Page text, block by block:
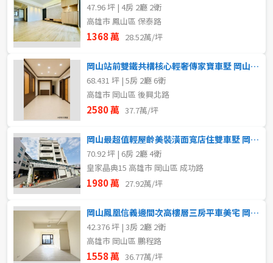
47.96 坪 | 4房 2廳 2衛
高雄市 鳳山區 保泰路
1368 萬 28.52萬/坪
岡山站前雙鐵共構核心輕奢傳家寶車墅 岡山區買賣房
68.431 坪 | 5房 2廳 6衛
高雄市 岡山區 後興北路
2580 萬 37.7萬/坪
岡山最超值輕屋齡美裝潢面寬店住雙車墅 岡山區買賣房
70.92 坪 | 6房 2廳 4衛
皇家晶典15 高雄市 岡山區 成功路
1980 萬 27.92萬/坪
岡山鳳凰信義邊間次高樓層三房平車美宅 岡山區買賣房
42.376 坪 | 3房 2廳 2衛
高雄市 岡山區 鵬程路
1558 萬 36.77萬/坪